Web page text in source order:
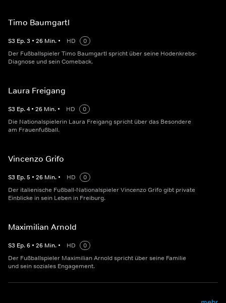
Timo Baumgartl
S3 Ep.3 • 26 Min. • HD
0
Der Fußballspieler Timo Baumgartl spricht über seine Hodenkrebs-
Diagnose und sein Comeback.
Laura Freigang
S3 Ep.4 • 26 Min. • HD
0
Die Nationalspielerin Laura Freigang spricht über das Besondere
am Frauenfußball.
Vincenzo Grifo
S3 Ep.5 • 26 Min. • HD
0
Der italienische Fußball-Nationalspieler Vincenzo Grifo gibt private
Einblicke in sein Leben in Freiburg.
Maximilian Arnold
S3 Ep.6 • 26 Min. • HD
0
Der Fußballspieler Maximilian Arnold spricht über seine Familie
und sein soziales Engagement.